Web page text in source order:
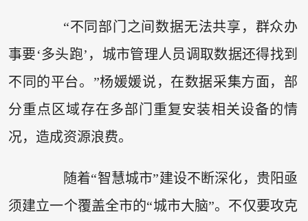
“不同部门之间数据无法共享，群众办
事要‘多头跑’，城市管理人员调取数据还得找到
不同的平台。”杨媛媛说，在数据采集方面，部
分重点区域存在多部门重复安装相关设备的情
况，造成资源浪费。
随着“智慧城市”建设不断深化，贵阳亟
须建立一个覆盖全市的“城市大脑”。不仅要攻克